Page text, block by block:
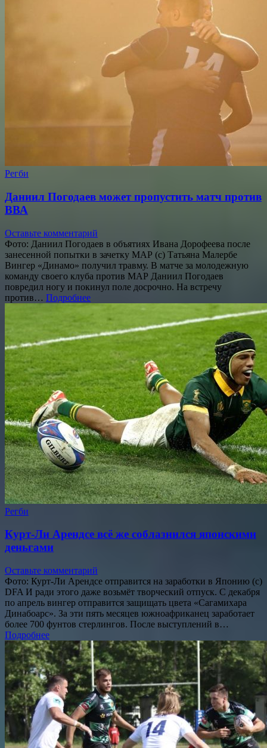
Регби
Даниил Погодаев может пропустить матч против
ВВА
Оставьте комментарий
Фото: Даниил Погодаев в объятиях Ивана Дорофеева после
занесенной попытки в зачетку МАР (с) Татьяна Малербе
Вингер «Динамо» получил травму. В матче за молодежную
команду своего клуба против МАР Даниил Погодаев
повредил ногу и покинул поле досрочно. На встречу
против… Подробнее
Регби
Курт-Ли Арендсе всё же соблазнился японскими
деньгами
Оставьте комментарий
Фото: Курт-Ли Арендсе отправится на заработки в Японию (с)
DFA И ради этого даже возьмёт творческий отпуск. С декабря
по апрель вингер отправится защищать цвета «Сагамихара
Динабоарс». За эти пять месяцев южноафриканец заработает
более 700 фунтов стерлингов. После выступлений в…
Подробнее